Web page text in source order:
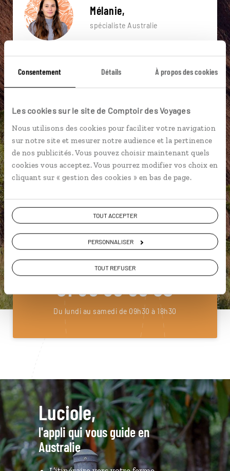
Consentement Détails À propos des cookies
Les cookies sur le site de Comptoir des Voyages
Nous utilisons des cookies pour faciliter votre navigation
sur notre site et mesurer notre audience et la pertinence
de nos publicités. Vous pouvez choisir maintenant quels
cookies vous acceptez. Vous pourrez modifier vos choix en
cliquant sur « gestion des cookies » en bas de page.
TOUT ACCEPTER
PERSONNALISER
TOUT REFUSER
Mélanie,
spécialiste Australie
Ils sauront organiser votre itinéraire au plus
Échangez en face à face ou depuis nos studios
connectés en agence, mais aussi par email ou
téléphone.
Vous gardez le même interlocuteur avant,
pendant et après votre voyage.
DEMANDER UN DEVIS
ou
Construisez votre voyage avec un spécialiste Australie
01 86 95 65 03
Du lundi au samedi de 09h30 à 18h30
Luciole,
l'appli qui vous guide en
Australie